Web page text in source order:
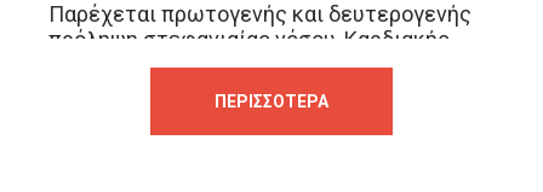
Παρέχεται πρωτογενής και δευτερογενής
πρόληψη στεφανιαίας νόσου, Καρδιακής
ανεπάρκειας, βαλβιδοπαθειών και πλήρη
αρρυθμιολογικό έλεγχο.
Κλινικός, ηλεκτροκαρδιογραφικός έλεγχος
και υπέρηχος (triplex) καρδιάς. Διερεύνηση
ΠΕΡΙΣΣΌΤΕΡΑ